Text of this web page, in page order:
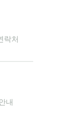
락처
내